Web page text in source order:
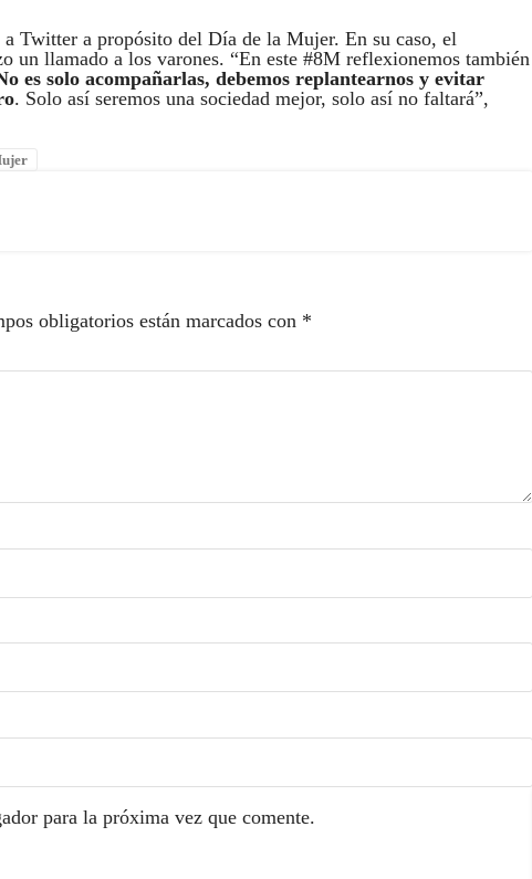
Twitter a propósito del Día de la Mujer. En su caso, el
un llamado a los varones. “En este #8M reflexionemos también
es solo acompañarlas, debemos replantearnos y evitar
. Solo así seremos una sociedad mejor, solo así no faltará”,
obligatorios están marcados con *
para la próxima vez que comente.